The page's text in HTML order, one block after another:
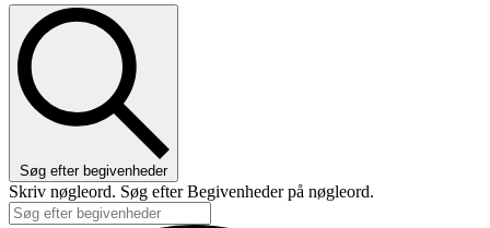
Søg efter begivenheder
Skriv nøgleord. Søg efter Begivenheder på nøgleord.